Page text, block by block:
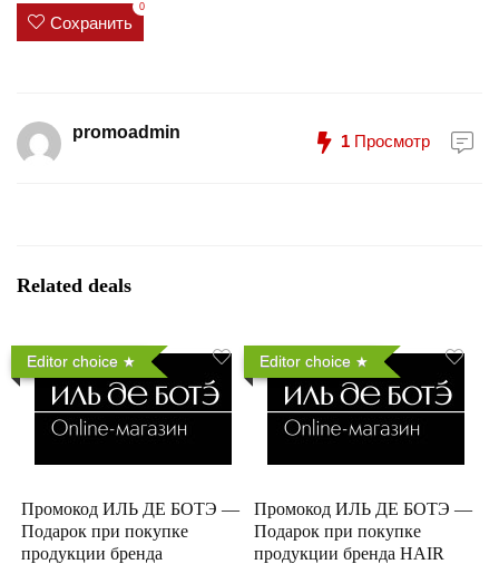
Сохранить
0
promoadmin 1 Просмотр
Related deals
Editor choice
Промокод ИЛЬ ДЕ БОТЭ —
Подарок при покупке
продукции бренда
Editor choice
Промокод ИЛЬ ДЕ БОТЭ —
Подарок при покупке
продукции бренда HAIR